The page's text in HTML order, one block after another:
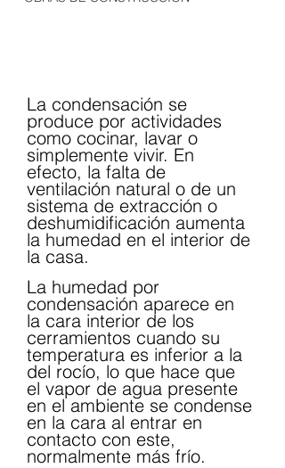
La condensación se
produce por actividades
como cocinar, lavar o
simplemente vivir. En
efecto, la falta de
ventilación natural o de un
sistema de extracción o
deshumidificación aumenta
la humedad en el interior de
la casa.
La humedad por
condensación aparece en
la cara interior de los
cerramientos cuando su
temperatura es inferior a la
del rocío, lo que hace que
el vapor de agua presente
en el ambiente se condense
en la cara al entrar en
contacto con este,
normalmente más frío.